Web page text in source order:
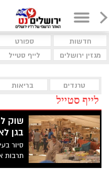
חדשות ספורט
מגזין ירושלים
לייף סטייל
טרנדים בריאות
לייף סטייל
שוק
בגן
תרבות
לגעת